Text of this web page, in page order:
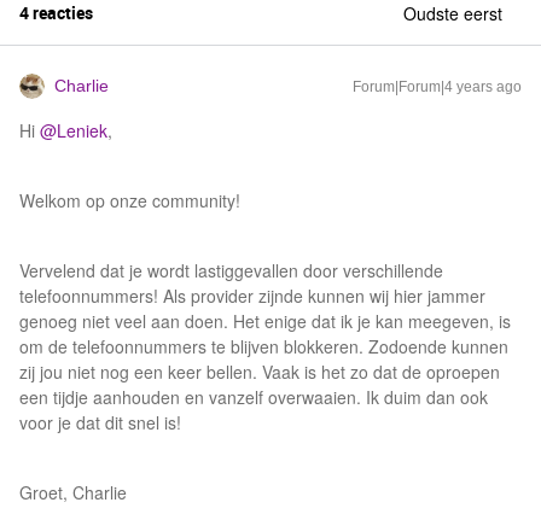
4 reacties Oudste eerst
Charlie Forum|Forum|4 years ago
Hi @Leniek,
Welkom op onze community!
Vervelend dat je wordt lastiggevallen door verschillende
telefoonnummers! Als provider zijnde kunnen wij hier jammer
genoeg niet veel aan doen. Het enige dat ik je kan meegeven, is
om de telefoonnummers te blijven blokkeren. Zodoende kunnen
zij jou niet nog een keer bellen. Vaak is het zo dat de oproepen
een tijdje aanhouden en vanzelf overwaaien. Ik duim dan ook
voor je dat dit snel is!
Groet, Charlie